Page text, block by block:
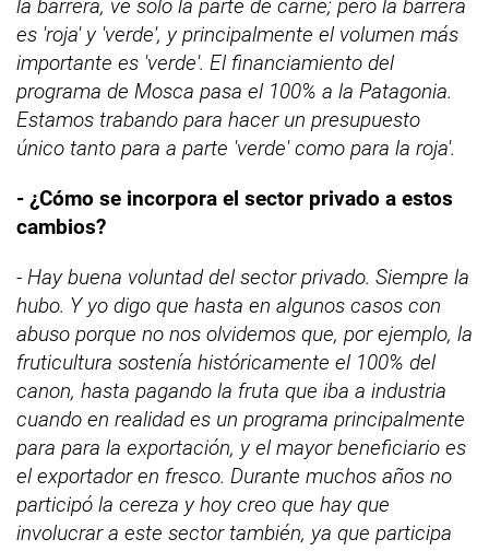
la barrera, ve solo la parte de carne; pero la barrera
es 'roja' y 'verde', y principalmente el volumen más
importante es 'verde'. El financiamiento del
programa de Mosca pasa el 100% a la Patagonia.
Estamos trabando para hacer un presupuesto
único tanto para a parte 'verde' como para la roja'.
- ¿Cómo se incorpora el sector privado a estos
cambios?
- Hay buena voluntad del sector privado. Siempre la
hubo. Y yo digo que hasta en algunos casos con
abuso porque no nos olvidemos que, por ejemplo, la
fruticultura sostenía históricamente el 100% del
canon, hasta pagando la fruta que iba a industria
cuando en realidad es un programa principalmente
para para la exportación, y el mayor beneficiario es
el exportador en fresco. Durante muchos años no
participó la cereza y hoy creo que hay que
involucrar a este sector también, ya que participa